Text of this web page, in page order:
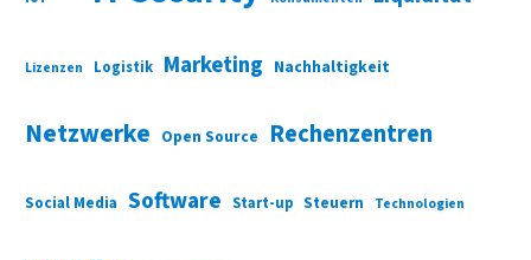
Lizenzen Logistik Marketing Nachhaltigkeit
Netzwerke Open Source Rechenzentren
Social Media Software Start-up Steuern Technologien